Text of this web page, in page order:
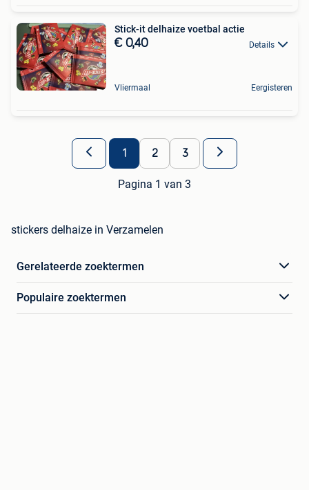
Stick-it delhaize voetbal actie
€ 0,40 Details
Vliermaal Eergisteren
1 2 3
Pagina 1 van 3
stickers delhaize in Verzamelen
Gerelateerde zoektermen
Populaire zoektermen